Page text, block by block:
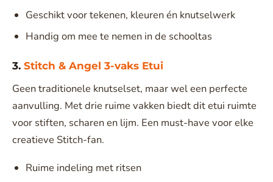
Geschikt voor tekenen, kleuren én knutselwerk
Handig om mee te nemen in de schooltas
3. Stitch & Angel 3-vaks Etui
Geen traditionele knutselset, maar wel een perfecte
aanvulling. Met drie ruime vakken biedt dit etui ruimte
voor stiften, scharen en lijm. Een must-have voor elke
creatieve Stitch-fan.
Ruime indeling met ritsen